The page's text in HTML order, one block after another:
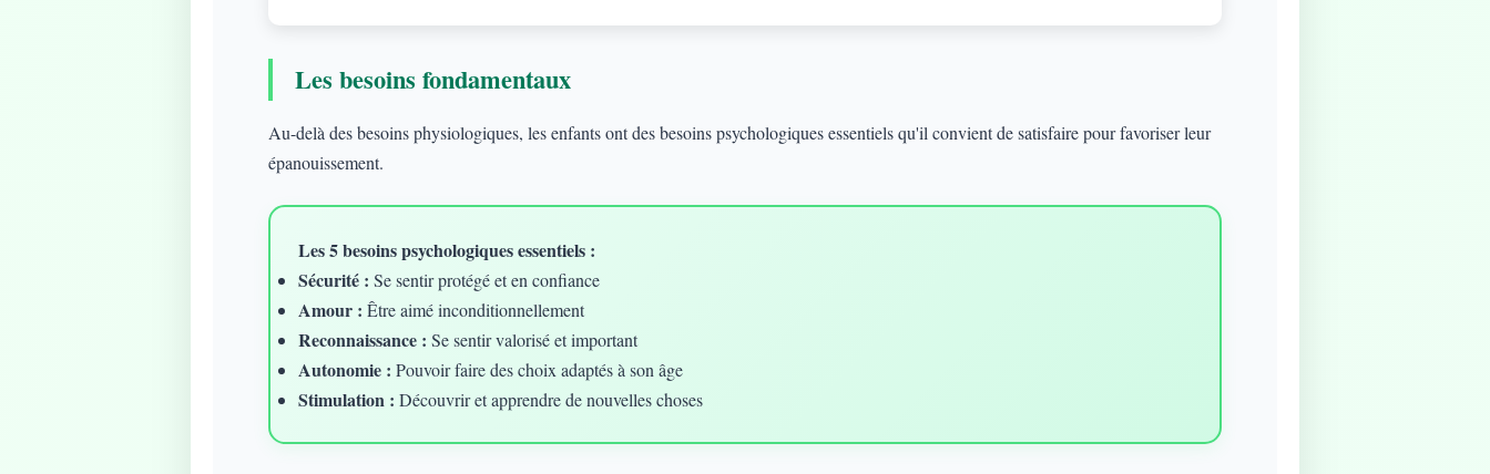
Les besoins fondamentaux
Au-delà des besoins physiologiques, les enfants ont des besoins psychologiques essentiels qu'il convient de satisfaire pour favoriser leur
épanouissement.
Les 5 besoins psychologiques essentiels :
Sécurité : Se sentir protégé et en confiance
Amour : Être aimé inconditionnellement
Reconnaissance : Se sentir valorisé et important
Autonomie : Pouvoir faire des choix adaptés à son âge
Stimulation : Découvrir et apprendre de nouvelles choses